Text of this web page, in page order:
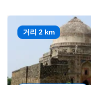
거리 2 km